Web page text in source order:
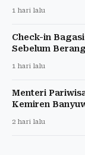
1 hari lalu
Check-in
Sebelum
1 hari lalu
Menteri
Kemiren
2 hari lalu